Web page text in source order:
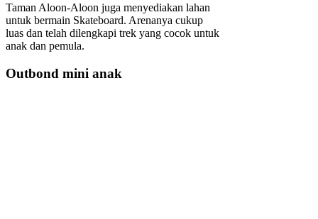
Taman Aloon-Aloon juga menyediakan lahan
untuk bermain Skateboard. Arenanya cukup
luas dan telah dilengkapi trek yang cocok untuk
anak dan pemula.
Outbond mini anak